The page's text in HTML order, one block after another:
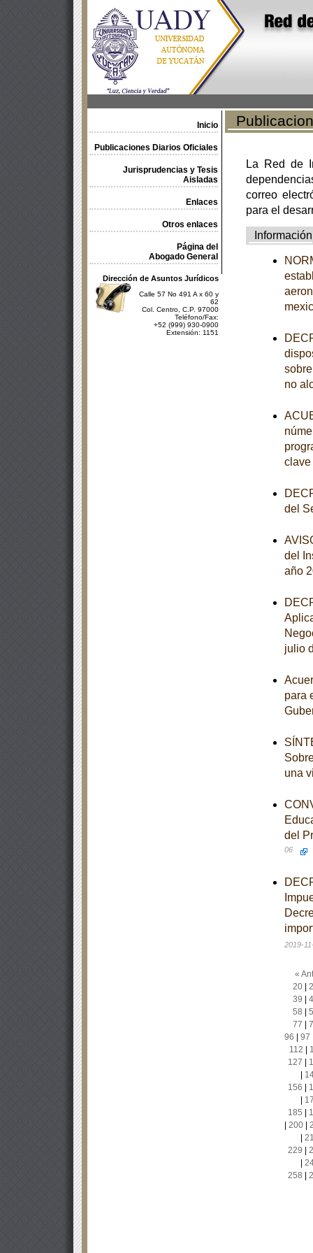
Inicio
Publicaciones Diarios Oficiales
Jurisprudencias y Tesis
Aisladas
Enlaces
Otros enlaces
Página del
Abogado General
Dirección de Asuntos Jurídicos
Calle 57 No 491 A x 60 y
62
Col. Centro, C.P. 97000
Teléfono/Fax:
+52 (999) 930-0900
Extensión: 1151
La Red de
correo
para el
Información
no
del
del
año
julio
para
una
del
06
2019-
«
20|
39
58
77
96
97
112
127
156
185
200|
229
258